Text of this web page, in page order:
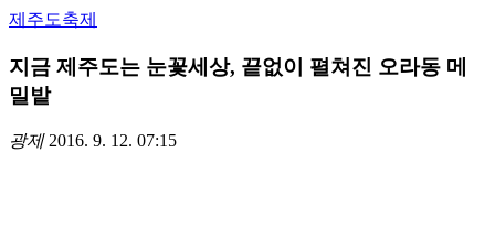
제주도축제
지금 제주도는 눈꽃세상, 끝없이 펼쳐진 오라동 메
밀밭
광제 2016. 9. 12. 07:15